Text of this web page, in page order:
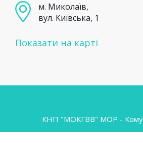
м. Миколаїв,
вул. Київська, 1
Показати на карті
КНП "МОКГВВ" МОР -